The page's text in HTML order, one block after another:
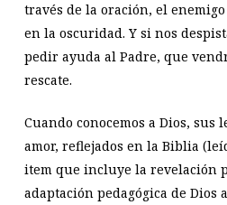
través de la oración, el
en la oscuridad. Y si nos
pedir ayuda al Padre, que
rescate.
Cuando conocemos a Dios, sus
amor, reflejados en la Biblia
item que incluye la revelación
adaptación pedagógica de Dios